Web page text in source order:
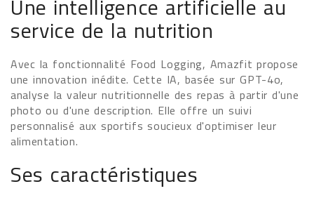
Une intelligence artificielle au
service de la nutrition
Avec la fonctionnalité Food Logging, Amazfit propose
une innovation inédite. Cette IA, basée sur GPT-4o,
analyse la valeur nutritionnelle des repas à partir d'une
photo ou d'une description. Elle offre un suivi
personnalisé aux sportifs soucieux d'optimiser leur
alimentation.
Ses caractéristiques